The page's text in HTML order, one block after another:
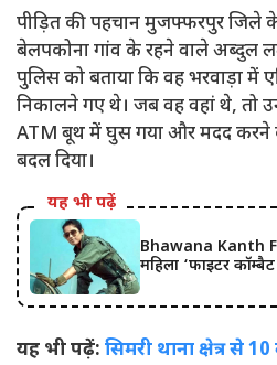
पीड़ित की पहचान मुजफ्फरपुर जिले
बेलपकोना गांव के रहने वाले अब्दुल
पुलिस को बताया कि वह भरवाड़ा
निकालने गए थे। जब वह वहां थे,
ATM बूथ में घुस गया और मदद करने
बदल दिया।
यह भी पढ़ें
Bhawana Kanth
महिला ‘फाइटर
यह भी पढ़ें: सिमरी थाना क्षेत्र से